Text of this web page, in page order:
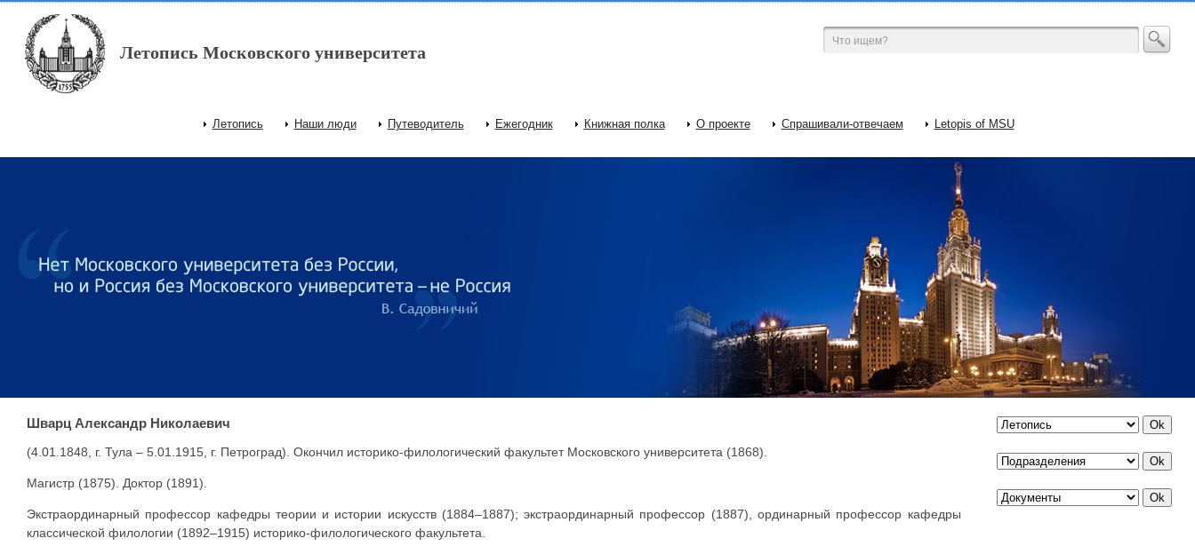
Перейти к основному содержанию
Летопись Московского университета
Главное меню
Летопись Наши люди Путеводитель Ежегодник Книжная полка О проекте Спрашивали-отвечаем Letopis of MSU
Шварц Александр Николаевич
(4.01.1848, г. Тула – 5.01.1915, г. Петроград). Окончил историко-филологический факультет Московского университета (1868).
Магистр (1875). Доктор (1891).
Экстраординарный профессор кафедры теории и истории искусств (1884–1887); экстраординарный профессор (1887), ординарный профессор кафедры
классической филологии (1892–1915) историко-филологического факультета.